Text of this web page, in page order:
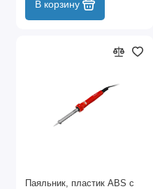
В корзину
Паяльник, пластик ABS с